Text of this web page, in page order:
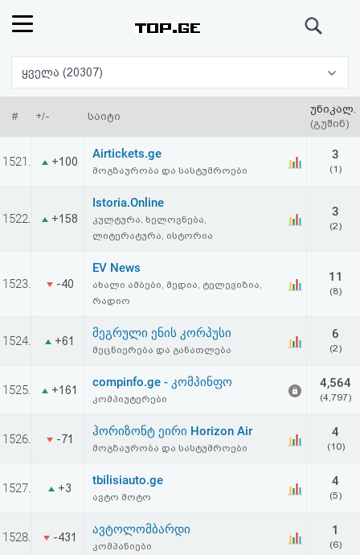
რეიტინგი
(მთავარი)
ფოსტა
პასუხი
რეგისტრაცია
პაროლის
კოდი
სალიცენზიო
და
ყველა (20307)
# +/- საიტი
უნიკალ.
(გუშინ)
1521. +100
Airtickets.ge
მოგზაურობა და სასტუმროები
3
(1)
1522. +158
Istoria.Online
კულტურა, ხელოვნება,
ლიტერატურა, ისტორია
3
(2)
1523. -40
EV News
ახალი ამბები, მედია, ტელევიზია,
რადიო
11
(8)
1524. +61
მეგრული ენის კორპუსი
მეცნიერება და განათლება
6
(2)
1525. +161
compinfo.ge - კომპინფო
კომპიუტერები
4,564
(4,797)
1526. -71
ჰორიზონტ ეირი Horizon Air
მოგზაურობა და სასტუმროები
4
(10)
1527. +3
tbilisiauto.ge
ავტო მოტო
4
(5)
1528. -431
ავტოლომბარდი
კომპანიები
1
(6)